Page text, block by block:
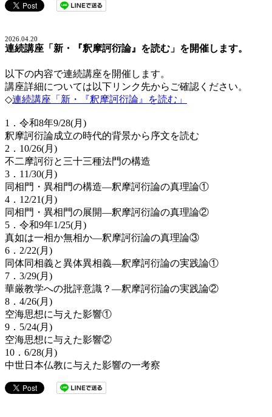
2026.04.20
連続講座「新・『釈摩訶衍論』を読む」を開催します。
以下の内容で連続講座を開催します。
講座詳細については以下リンク先からご確認ください。
◇連続講座「新・『釈摩訶衍論』を読む」
1．令和8年9/28(月)
釈摩訶衍論成立の時代的背景から序文を読む
2．10/26(月)
不二摩訶衍と三十三種法門の構造
3．11/30(月)
同相門・異相門の構造―釈摩訶衍論の真理論①
4．12/21(月)
同相門・異相門の展開―釈摩訶衍論の真理論②
5．令和9年1/25(月)
真如は一相か無相か―釈摩訶衍論の真理論③
6．2/22(月)
同体同相義と異体異相義―釈摩訶衍論の実践論①
7．3/29(月)
華厳教学への批評意識？―釈摩訶衍論の実践論②
8．4/26(月)
空海思想に与えた影響①
9．5/24(月)
空海思想に与えた影響②
10．6/28(月)
中世日本仏教に与えた影響の一考察